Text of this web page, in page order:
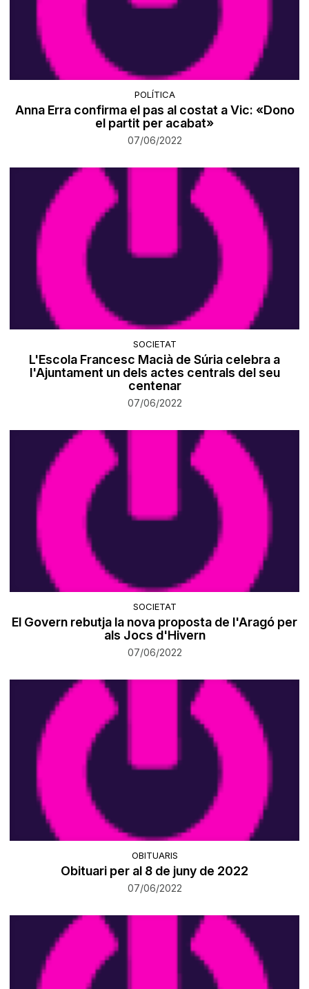
POLÍTICA
Anna Erra confirma el pas al costat a Vic: «Dono
el partit per acabat»
07/06/2022
SOCIETAT
L'Escola Francesc Macià de Súria celebra a
l'Ajuntament un dels actes centrals del seu
centenar
07/06/2022
SOCIETAT
El Govern rebutja la nova proposta de l'Aragó per
als Jocs d'Hivern
07/06/2022
OBITUARIS
Obituari per al 8 de juny de 2022
07/06/2022